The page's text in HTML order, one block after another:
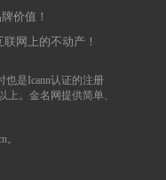
价值！
网上的不动产！
也是Icann认证的注册
。金名网提供简单、
。